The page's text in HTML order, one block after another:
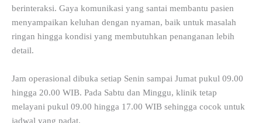
berinteraksi. Gaya komunikasi yang santai membantu pasien
menyampaikan keluhan dengan nyaman, baik untuk masalah
ringan hingga kondisi yang membutuhkan penanganan lebih
detail.
Jam operasional dibuka setiap Senin sampai Jumat pukul 09.00
hingga 20.00 WIB. Pada Sabtu dan Minggu, klinik tetap
melayani pukul 09.00 hingga 17.00 WIB sehingga cocok untuk
jadwal yang padat.